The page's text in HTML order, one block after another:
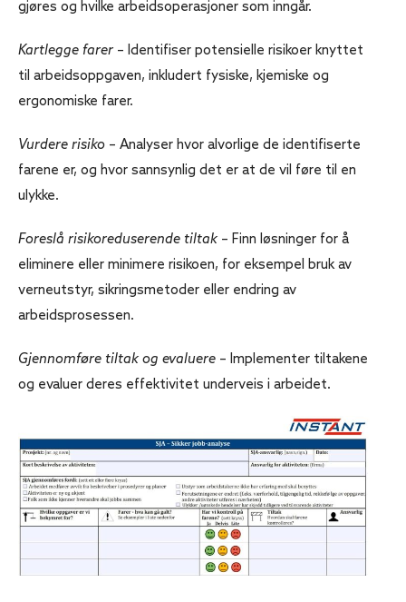
gjøres og hvilke arbeidsoperasjoner som inngår.
Kartlegge farer – Identifiser potensielle risikoer knyttet
til arbeidsoppgaven, inkludert fysiske, kjemiske og
ergonomiske farer.
Vurdere risiko – Analyser hvor alvorlige de identifiserte
farene er, og hvor sannsynlig det er at de vil føre til en
ulykke.
Foreslå risikoreduserende tiltak – Finn løsninger for å
eliminere eller minimere risikoen, for eksempel bruk av
verneutstyr, sikringsmetoder eller endring av
arbeidsprosessen.
Gjennomføre tiltak og evaluere – Implementer tiltakene
og evaluer deres effektivitet underveis i arbeidet.